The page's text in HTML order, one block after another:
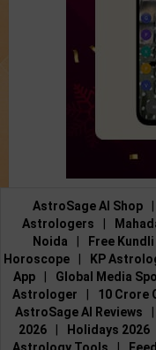
AstroSage AI Shop
Astrologers
Noida
Free
Horoscope
KP
App
Global Media
Astrologer
10 Crore
AstroSage AI Reviews
2026
Holidays 2026